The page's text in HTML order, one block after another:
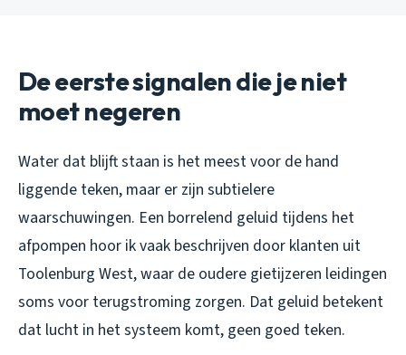
De eerste signalen die je niet
moet negeren
Water dat blijft staan is het meest voor de hand
liggende teken, maar er zijn subtielere
waarschuwingen. Een borrelend geluid tijdens het
afpompen hoor ik vaak beschrijven door klanten uit
Toolenburg West, waar de oudere gietijzeren leidingen
soms voor terugstroming zorgen. Dat geluid betekent
dat lucht in het systeem komt, geen goed teken.